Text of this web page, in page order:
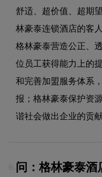
舒适、超价值、超期
林豪泰连锁酒店的客
格林豪泰营造公正、
位员工获得能力上的
和完善加盟服务体系
报；格林豪泰保护资
谐社会做出企业的贡献
6. 问：格林豪泰酒